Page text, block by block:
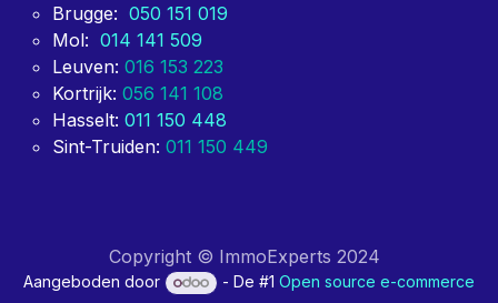
Brugge: 050 151 019
Mol: 014 141 509
Leuven: 016 153 223
Kortrijk: 056 141 108
Hasselt: 011 150 448
Sint-Truiden: 011 150 449
Copyright © ImmoExperts 2024
Aangeboden door - De #1Open source e-commerce